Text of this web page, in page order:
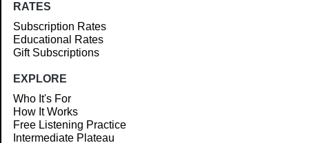
RATES
Subscription Rates
Educational Rates
Gift Subscriptions
EXPLORE
Who It's For
How It Works
Free Listening Practice
Intermediate Plateau